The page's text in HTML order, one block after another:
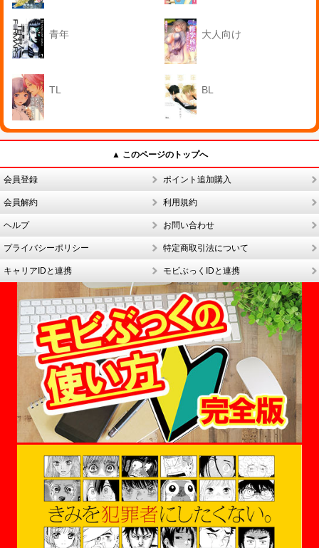
青年 大人向け
TL BL
▲ このページのトップへ
会員登録 ポイント追加購入
会員解約 利用規約
ヘルプ お問い合わせ
プライバシーポリシー 特定商取引法について
キャリアIDと連携 モビぶっくIDと連携